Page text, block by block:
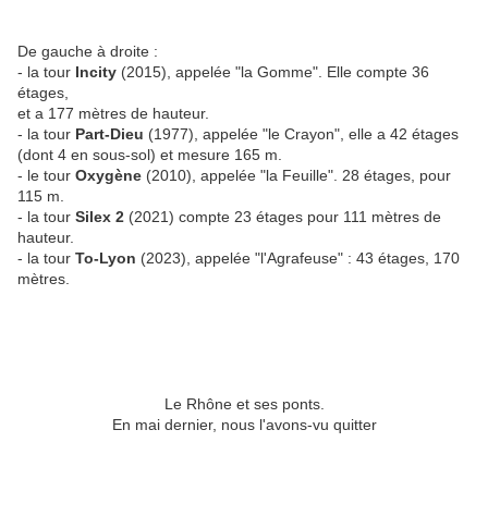
De gauche à droite :
- la tour Incity (2015), appelée "la Gomme". Elle compte 36
étages,
et a 177 mètres de hauteur.
- la tour Part-Dieu (1977), appelée "le Crayon", elle a 42 étages
(dont 4 en sous-sol) et mesure 165 m.
- le tour Oxygène (2010), appelée "la Feuille". 28 étages, pour
115 m.
- la tour Silex 2 (2021) compte 23 étages pour 111 mètres de
hauteur.
- la tour To-Lyon (2023), appelée "l'Agrafeuse" : 43 étages, 170
mètres.
Le Rhône et ses ponts.
En mai dernier, nous l'avons-vu quitter